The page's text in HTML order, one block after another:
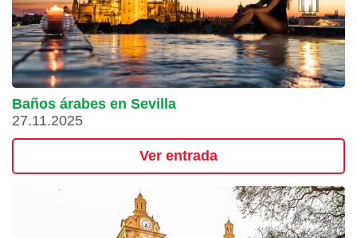
Baños árabes en Sevilla
27.11.2025
Ver entrada